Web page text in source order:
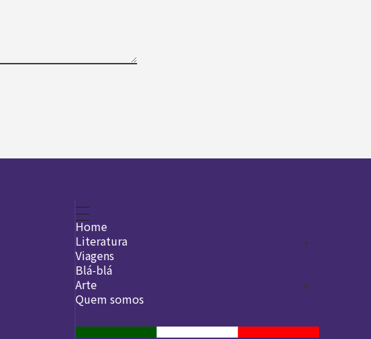
Home
Literatura
Legado
Viagens
Blá-blá
Arte
O que é arte
DesignSocial
Quem somos